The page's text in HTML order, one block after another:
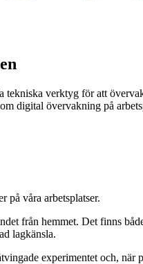
verktyg för att
digital övervakning på
på våra arbetsplatser.
från hemmet. Det finns
lagkänsla.
experimentet och,